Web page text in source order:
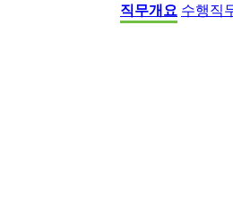
직무개요 수행직